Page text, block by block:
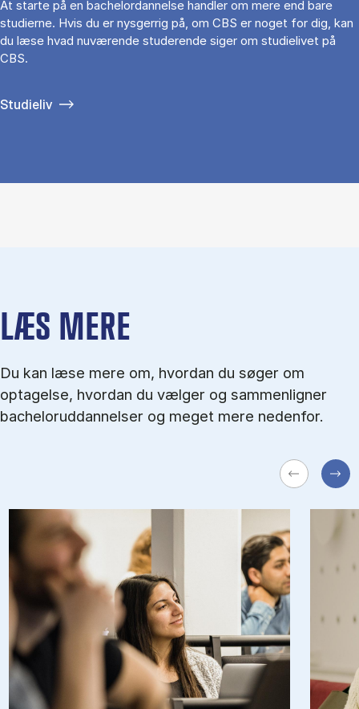
At starte på en bachelordannelse handler om mere end bare
studierne. Hvis du er nysgerrig på, om CBS er noget for dig, kan
du læse hvad nuværende studerende siger om studielivet på
CBS.
Studieliv
LÆS MERE
Du kan læse mere om, hvordan du søger om
optagelse, hvordan du vælger og sammenligner
bacheloruddannelser og meget mere nedenfor.